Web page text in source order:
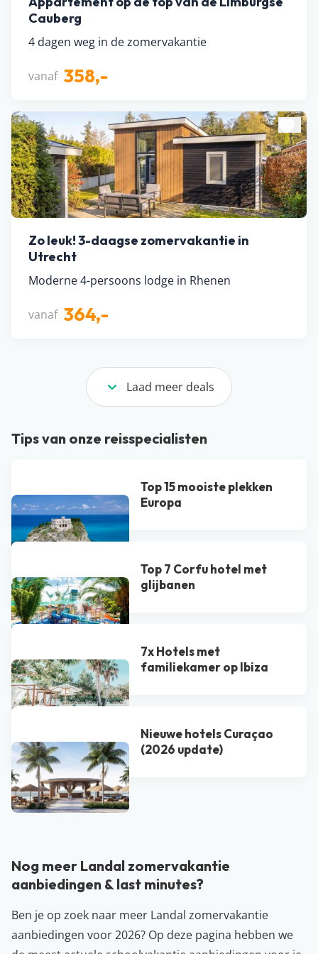
Cauberg
4 dagen weg in de zomervakantie
vanaf 358,-
Zo leuk! 3-daagse zomervakantie in
Utrecht
Moderne 4-persoons lodge in Rhenen
vanaf 364,-
Laad meer deals
Tips van onze reisspecialisten
Top 15 mooiste plekken
Europa
Top 7 Corfu hotel met
glijbanen
7x Hotels met
familiekamer op Ibiza
Nieuwe hotels Curaçao
(2026 update)
Bekijk alle blogs
Nog meer Landal zomervakantie
aanbiedingen & last minutes?
Ben je op zoek naar meer Landal zomervakantie
aanbiedingen voor 2026? Op deze pagina hebben we